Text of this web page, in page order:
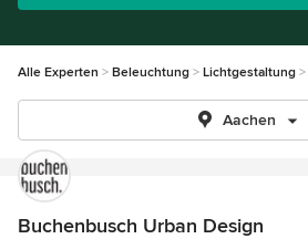
Alle Experten Beleuchtung Lichtgestaltung
Aachen
Buchenbusch Urban Design